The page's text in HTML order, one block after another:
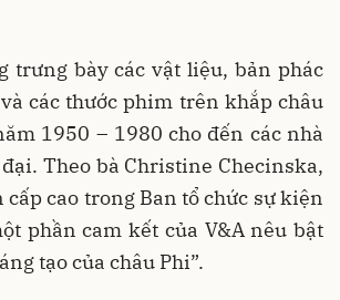
trưng bày các vật liệu, bản phác
các thước phim trên khắp châu
1950 – 1980 cho đến các nhà
Theo bà Christine Checinska,
cao trong Ban tổ chức sự kiện
phần cam kết của V&A nêu bật
tạo của châu Phi”.